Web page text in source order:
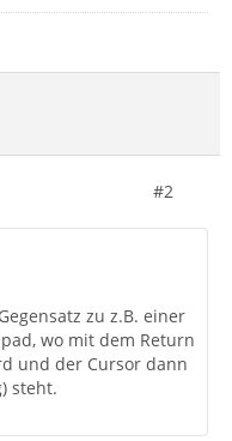
#2
zu z.B. einer
wo mit dem Return
und der Cursor dann
steht.